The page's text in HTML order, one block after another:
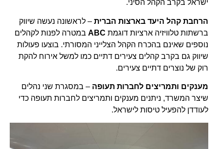
ישראל בקרב הקהל הסיני.
הרחבת קהל היעד בארצות הברית – לראשונה נעשה שיווק
ברשתות טלוויזיה ארציות דוגמת ABC במטרה לפנות לקהלים
נוספים שאינם בהכרח הקהל הצלייני המסורתי. בוצעו פעולות
שיווק גם בקרב קהלים צעירים דתיים כמו למשל אירוח להקת
רוק של נוצרים דתיים צעירים.
מענקים ותמריצים לחברות תעופה – במסגרת שני נהלים
שיצר המשרד, ניתנים מענקים ותמריצים לחברות תעופה כדי
לעודדן להפעיל טיסות לישראל.